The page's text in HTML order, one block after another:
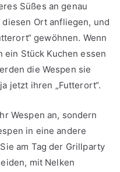
Süßes an genau
Ort anfliegen, und
gewöhnen. Wenn
ein Stück Kuchen essen
die Wespen sie
jetzt ihren „Futterort“.
Wespen an, sondern
in eine andere
am Tag der Grillparty
mit Nelken